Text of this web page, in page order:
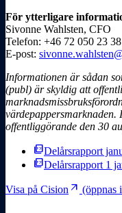
För ytterligare
Sivonne Wahlsten, CFO
Telefon: +46 72 050 23 38
E-post:
Informationen är sådan
(publ) är skyldig att
värdepappersmarknaden.
offentliggörande den 30
picture_as_pdfDelårsrapport
picture_as_pdfDelårsrapport 1
Visa på Cision arrow_outward (öppnas